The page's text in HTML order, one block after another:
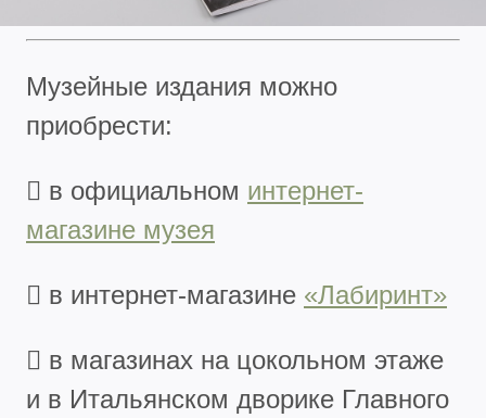
Музейные издания можно
приобрести:
 в официальном интернет-
магазине музея
 в интернет-магазине «Лабиринт»
 в магазинах на цокольном этаже
и в Итальянском дворике Главного